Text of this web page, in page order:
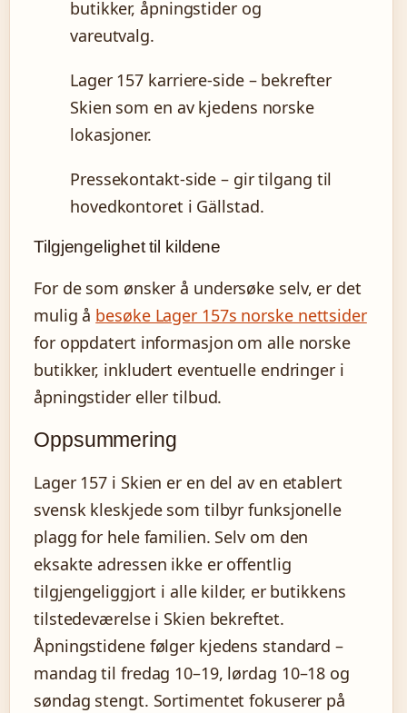
butikker, åpningstider og
vareutvalg.
Lager 157 karriere-side – bekrefter
Skien som en av kjedens norske
lokasjoner.
Pressekontakt-side – gir tilgang til
hovedkontoret i Gällstad.
Tilgjengelighet til kildene
For de som ønsker å undersøke selv, er det
mulig å besøke Lager 157s norske nettsider
for oppdatert informasjon om alle norske
butikker, inkludert eventuelle endringer i
åpningstider eller tilbud.
Oppsummering
Lager 157 i Skien er en del av en etablert
svensk kleskjede som tilbyr funksjonelle
plagg for hele familien. Selv om den
eksakte adressen ikke er offentlig
tilgjengeliggjort i alle kilder, er butikkens
tilstedeværelse i Skien bekreftet.
Åpningstidene følger kjedens standard –
mandag til fredag 10–19, lørdag 10–18 og
søndag stengt. Sortimentet fokuserer på